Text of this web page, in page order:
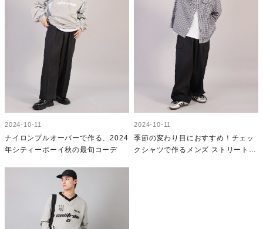
2024-10-11
ナイロンプルオーバーで作る、2024
年シティーボーイ秋の最旬コーデ
2024-10-11
季節の変わり目におすすめ！チェッ
クシャツで作るメンズ ストリート秋